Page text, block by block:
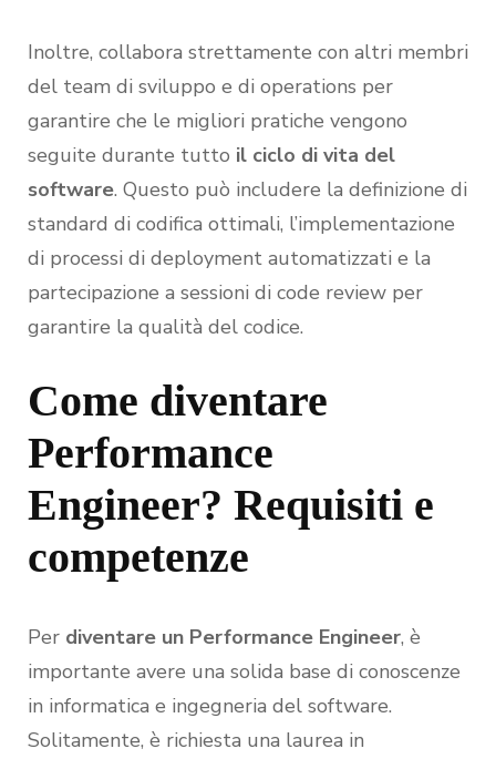
Inoltre, collabora strettamente con altri membri
del team di sviluppo e di operations per
garantire che le migliori pratiche vengono
seguite durante tutto il ciclo di vita del
software. Questo può includere la definizione di
standard di codifica ottimali, l’implementazione
di processi di deployment automatizzati e la
partecipazione a sessioni di code review per
garantire la qualità del codice.
Come diventare
Performance
Engineer? Requisiti e
competenze
Per diventare un Performance Engineer, è
importante avere una solida base di conoscenze
in informatica e ingegneria del software.
Solitamente, è richiesta una laurea in